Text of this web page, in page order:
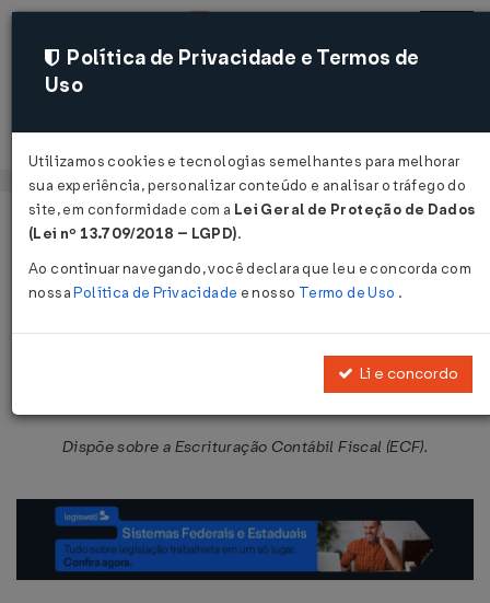
Acessar
Página Inicial Legislações
Instrução Normativa RFB Nº 1422
Dispõe sobre a Escrituração Contábil Fiscal (ECF).
Política de Privacidade e Termos de
Uso
Utilizamos cookies e tecnologias semelhantes para melhorar
sua experiência, personalizar conteúdo e analisar o tráfego do
site, em conformidade com a Lei Geral de Proteção de Dados
(Lei nº 13.709/2018 – LGPD).
Ao continuar navegando, você declara que leu e concorda com
nossaPolítica de Privacidade e nosso Termo de Uso .
Li e concordo